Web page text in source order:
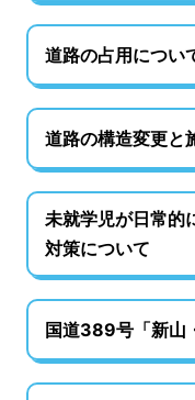
道路の占用につい
道路の構造変更と
未就学児が日常的
対策について
国道389号「新山